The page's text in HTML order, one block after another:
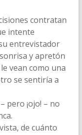
contratan
intente
entrevistador
y apretón
vean como una
se sentiría a
pero ¡ojo! – no
de cuánto